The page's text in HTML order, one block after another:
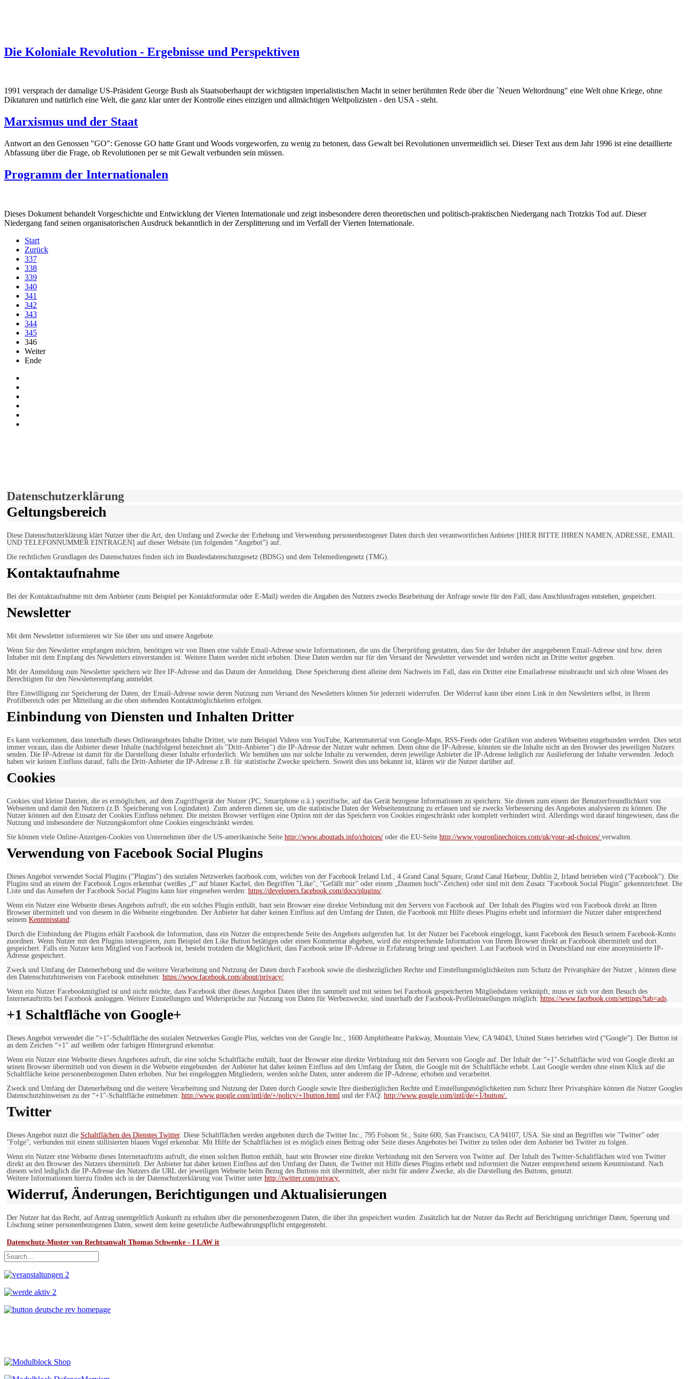
Die Koloniale Revolution - Ergebnisse und Perspektiven
1991 versprach der damalige US-Präsident George Bush als Staatsoberhaupt der wichtigsten imperialistischen Macht in seiner berühmten Rede über die `Neuen Weltordnung" eine Welt ohne Kriege, ohne
Diktaturen und natürlich eine Welt, die ganz klar unter der Kontrolle eines einzigen und allmächtigen Weltpolizisten - den USA - steht.
Marxismus und der Staat
Antwort an den Genossen "GO": Genosse GO hatte Grant und Woods vorgeworfen, zu wenig zu betonen, dass Gewalt bei Revolutionen unvermeidlich sei. Dieser Text aus dem Jahr 1996 ist eine detaillierte
Abfassung über die Frage, ob Revolutionen per se mit Gewalt verbunden sein müssen.
Programm der Internationalen
Dieses Dokument behandelt Vorgeschichte und Entwicklung der Vierten Internationale und zeigt insbesondere deren theoretischen und politisch-praktischen Niedergang nach Trotzkis Tod auf. Dieser
Niedergang fand seinen organisatorischen Ausdruck bekanntlich in der Zersplitterung und im Verfall der Vierten Internationale.
Start
Zurück
337
338
339
340
341
342
343
344
345
346
Weiter
Ende
Datenschutzerklärung
Geltungsbereich
Diese Datenschutzerklärung klärt Nutzer über die Art, den Umfang und Zwecke der Erhebung und Verwendung personenbezogener Daten durch den verantwortlichen Anbieter [HIER BITTE IHREN NAMEN, ADRESSE, EMAIL
UND TELEFONNUMMER EINTRAGEN] auf dieser Website (im folgenden “Angebot”) auf.
Die rechtlichen Grundlagen des Datenschutzes finden sich im Bundesdatenschutzgesetz (BDSG) und dem Telemediengesetz (TMG).
Kontaktaufnahme
Bei der Kontaktaufnahme mit dem Anbieter (zum Beispiel per Kontaktformular oder E-Mail) werden die Angaben des Nutzers zwecks Bearbeitung der Anfrage sowie für den Fall, dass Anschlussfragen entstehen, gespeichert.
Newsletter
Mit dem Newsletter informieren wir Sie über uns und unsere Angebote.
Wenn Sie den Newsletter empfangen möchten, benötigen wir von Ihnen eine valide Email-Adresse sowie Informationen, die uns die Überprüfung gestatten, dass Sie der Inhaber der angegebenen Email-Adresse sind bzw. deren
Inhaber mit dem Empfang des Newsletters einverstanden ist. Weitere Daten werden nicht erhoben. Diese Daten werden nur für den Versand der Newsletter verwendet und werden nicht an Dritte weiter gegeben.
Mit der Anmeldung zum Newsletter speichern wir Ihre IP-Adresse und das Datum der Anmeldung. Diese Speicherung dient alleine dem Nachweis im Fall, dass ein Dritter eine Emailadresse missbraucht und sich ohne Wissen des
Berechtigten für den Newsletterempfang anmeldet.
Ihre Einwilligung zur Speicherung der Daten, der Email-Adresse sowie deren Nutzung zum Versand des Newsletters können Sie jederzeit widerrufen. Der Widerruf kann über einen Link in den Newslettern selbst, in Ihrem
Profilbereich oder per Mitteilung an die oben stehenden Kontaktmöglichkeiten erfolgen.
Einbindung von Diensten und Inhalten Dritter
Es kann vorkommen, dass innerhalb dieses Onlineangebotes Inhalte Dritter, wie zum Beispiel Videos von YouTube, Kartenmaterial von Google-Maps, RSS-Feeds oder Grafiken von anderen Webseiten eingebunden werden. Dies setzt
immer voraus, dass die Anbieter dieser Inhalte (nachfolgend bezeichnet als "Dritt-Anbieter") die IP-Adresse der Nutzer wahr nehmen. Denn ohne die IP-Adresse, könnten sie die Inhalte nicht an den Browser des jeweiligen Nutzers
senden. Die IP-Adresse ist damit für die Darstellung dieser Inhalte erforderlich. Wir bemühen uns nur solche Inhalte zu verwenden, deren jeweilige Anbieter die IP-Adresse lediglich zur Auslieferung der Inhalte verwenden. Jedoch
haben wir keinen Einfluss darauf, falls die Dritt-Anbieter die IP-Adresse z.B. für statistische Zwecke speichern. Soweit dies uns bekannt ist, klären wir die Nutzer darüber auf.
Cookies
Cookies sind kleine Dateien, die es ermöglichen, auf dem Zugriffsgerät der Nutzer (PC, Smartphone o.ä.) spezifische, auf das Gerät bezogene Informationen zu speichern. Sie dienen zum einem der Benutzerfreundlichkeit von
Webseiten und damit den Nutzern (z.B. Speicherung von Logindaten). Zum anderen dienen sie, um die statistische Daten der Webseitennutzung zu erfassen und sie zwecks Verbesserung des Angebotes analysieren zu können. Die
Nutzer können auf den Einsatz der Cookies Einfluss nehmen. Die meisten Browser verfügen eine Option mit der das Speichern von Cookies eingeschränkt oder komplett verhindert wird. Allerdings wird darauf hingewiesen, dass die
Nutzung und insbesondere der Nutzungskomfort ohne Cookies eingeschränkt werden.
Sie können viele Online-Anzeigen-Cookies von Unternehmen über die US-amerikanische Seite http://www.aboutads.info/choices/ oder die EU-Seite http://www.youronlinechoices.com/uk/your-ad-choices/ verwalten.
Verwendung von Facebook Social Plugins
Dieses Angebot verwendet Social Plugins ("Plugins") des sozialen Netzwerkes facebook.com, welches von der Facebook Ireland Ltd., 4 Grand Canal Square, Grand Canal Harbour, Dublin 2, Irland betrieben wird ("Facebook"). Die
Plugins sind an einem der Facebook Logos erkennbar (weißes „f“ auf blauer Kachel, den Begriffen "Like", "Gefällt mir" oder einem „Daumen hoch“-Zeichen) oder sind mit dem Zusatz "Facebook Social Plugin" gekennzeichnet. Die
Liste und das Aussehen der Facebook Social Plugins kann hier eingesehen werden: https://developers.facebook.com/docs/plugins/
Wenn ein Nutzer eine Webseite dieses Angebots aufruft, die ein solches Plugin enthält, baut sein Browser eine direkte Verbindung mit den Servern von Facebook auf. Der Inhalt des Plugins wird von Facebook direkt an Ihren
Browser übermittelt und von diesem in die Webseite eingebunden. Der Anbieter hat daher keinen Einfluss auf den Umfang der Daten, die Facebook mit Hilfe dieses Plugins erhebt und informiert die Nutzer daher entsprechend
seinem Kenntnisstand :
Durch die Einbindung der Plugins erhält Facebook die Information, dass ein Nutzer die entsprechende Seite des Angebots aufgerufen hat. Ist der Nutzer bei Facebook eingeloggt, kann Facebook den Besuch seinem Facebook-Konto
zuordnen. Wenn Nutzer mit den Plugins interagieren, zum Beispiel den Like Button betätigen oder einen Kommentar abgeben, wird die entsprechende Information von Ihrem Browser direkt an Facebook übermittelt und dort
gespeichert. Falls ein Nutzer kein Mitglied von Facebook ist, besteht trotzdem die Möglichkeit, dass Facebook seine IP-Adresse in Erfahrung bringt und speichert. Laut Facebook wird in Deutschland nur eine anonymisierte IP-
Adresse gespeichert.
Zweck und Umfang der Datenerhebung und die weitere Verarbeitung und Nutzung der Daten durch Facebook sowie die diesbezüglichen Rechte und Einstellungsmöglichkeiten zum Schutz der Privatsphäre der Nutzer , können diese
den Datenschutzhinweisen von Facebook entnehmen: https://www.facebook.com/about/privacy/
Wenn ein Nutzer Facebookmitglied ist und nicht möchte, dass Facebook über dieses Angebot Daten über ihn sammelt und mit seinen bei Facebook gespeicherten Mitgliedsdaten verknüpft, muss er sich vor dem Besuch des
Internetauftritts bei Facebook ausloggen. Weitere Einstellungen und Widersprüche zur Nutzung von Daten für Werbezwecke, sind innerhalb der Facebook-Profileinstellungen möglich: https://www.facebook.com/settings?tab=ads
+1 Schaltfläche von Google+
Dieses Angebot verwendet die “+1″-Schaltfläche des sozialen Netzwerkes Google Plus, welches von der Google Inc., 1600 Amphitheatre Parkway, Mountain View, CA 94043, United States betrieben wird (“Google”). Der Button ist
an dem Zeichen “+1″ auf weißem oder farbigen Hintergrund erkennbar.
Wenn ein Nutzer eine Webseite dieses Angebotes aufruft, die eine solche Schaltfläche enthält, baut der Browser eine direkte Verbindung mit den Servern von Google auf. Der Inhalt der “+1″-Schaltfläche wird von Google direkt an
seinen Browser übermittelt und von diesem in die Webseite eingebunden. der Anbieter hat daher keinen Einfluss auf den Umfang der Daten, die Google mit der Schaltfläche erhebt. Laut Google werden ohne einen Klick auf die
Schaltfläche keine personenbezogenen Daten erhoben. Nur bei eingeloggten Mitgliedern, werden solche Daten, unter anderem die IP-Adresse, erhoben und verarbeitet.
Zweck und Umfang der Datenerhebung und die weitere Verarbeitung und Nutzung der Daten durch Google sowie Ihre diesbezüglichen Rechte und Einstellungsmöglichkeiten zum Schutz Ihrer Privatsphäre können die Nutzer Googles
Datenschutzhinweisen zu der “+1″-Schaltfläche entnehmen: http://www.google.com/intl/de/+/policy/+1button.html und der FAQ: http://www.google.com/intl/de/+1/button/.
Twitter
Dieses Angebot nutzt die Schaltflächen des Dienstes Twitter. Diese Schaltflächen werden angeboten durch die Twitter Inc., 795 Folsom St., Suite 600, San Francisco, CA 94107, USA. Sie sind an Begriffen wie "Twitter" oder
"Folge", verbunden mit einem stillisierten blauen Vogel erkennbar. Mit Hilfe der Schaltflächen ist es möglich einen Beitrag oder Seite dieses Angebotes bei Twitter zu teilen oder dem Anbieter bei Twitter zu folgen.
Wenn ein Nutzer eine Webseite dieses Internetauftritts aufruft, die einen solchen Button enthält, baut sein Browser eine direkte Verbindung mit den Servern von Twitter auf. Der Inhalt des Twitter-Schaltflächen wird von Twitter
direkt an den Browser des Nutzers übermittelt. Der Anbieter hat daher keinen Einfluss auf den Umfang der Daten, die Twitter mit Hilfe dieses Plugins erhebt und informiert die Nutzer entsprechend seinem Kenntnisstand. Nach
diesem wird lediglich die IP-Adresse des Nutzers die URL der jeweiligen Webseite beim Bezug des Buttons mit übermittelt, aber nicht für andere Zwecke, als die Darstellung des Buttons, genutzt.
Weitere Informationen hierzu finden sich in der Datenschutzerklärung von Twitter unter http://twitter.com/privacy.
Widerruf, Änderungen, Berichtigungen und Aktualisierungen
Der Nutzer hat das Recht, auf Antrag unentgeltlich Auskunft zu erhalten über die personenbezogenen Daten, die über ihn gespeichert wurden. Zusätzlich hat der Nutzer das Recht auf Berichtigung unrichtiger Daten, Sperrung und
Löschung seiner personenbezogenen Daten, soweit dem keine gesetzliche Aufbewahrungspflicht entgegensteht.
Datenschutz-Muster von Rechtsanwalt Thomas Schwenke - I LAW it